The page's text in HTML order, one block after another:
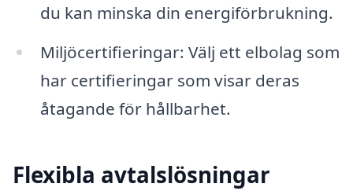
du kan minska din energiförbrukning.
Miljöcertifieringar: Välj ett elbolag som
har certifieringar som visar deras
åtagande för hållbarhet.
Flexibla avtalslösningar